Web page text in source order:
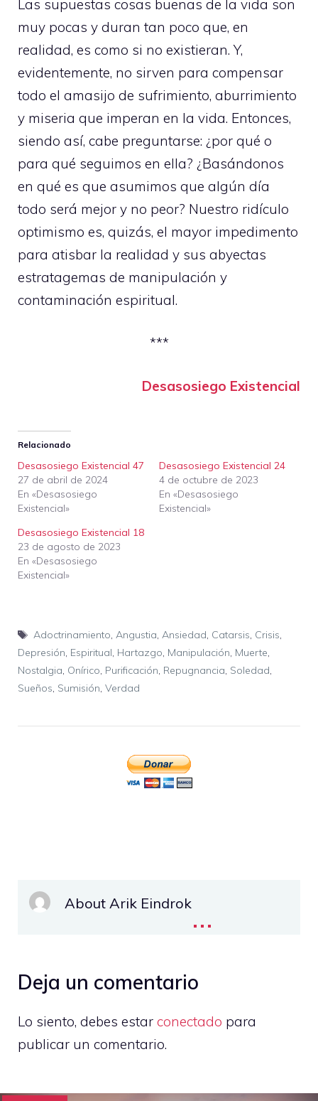
Las supuestas cosas buenas de la vida son
muy pocas y duran tan poco que, en
realidad, es como si no existieran. Y,
evidentemente, no sirven para compensar
todo el amasijo de sufrimiento, aburrimiento
y miseria que imperan en la vida. Entonces,
siendo así, cabe preguntarse: ¿por qué o
para qué seguimos en ella? ¿Basándonos
en qué es que asumimos que algún día
todo será mejor y no peor? Nuestro ridículo
optimismo es, quizás, el mayor impedimento
para atisbar la realidad y sus abyectas
estratagemas de manipulación y
contaminación espiritual.
***
Desasosiego Existencial
Relacionado
Desasosiego Existencial 47
27 de abril de 2024
En «Desasosiego
Existencial»
Desasosiego Existencial 24
4 de octubre de 2023
En «Desasosiego
Existencial»
Desasosiego Existencial 18
23 de agosto de 2023
En «Desasosiego
Existencial»
Etiquetas
Adoctrinamiento, Angustia, Ansiedad, Catarsis, Crisis,
Depresión, Espiritual, Hartazgo, Manipulación, Muerte,
Nostalgia, Onírico, Purificación, Repugnancia, Soledad,
Sueños, Sumisión, Verdad
About Arik Eindrok...
Deja un comentario
Lo siento, debes estar conectado para
publicar un comentario.